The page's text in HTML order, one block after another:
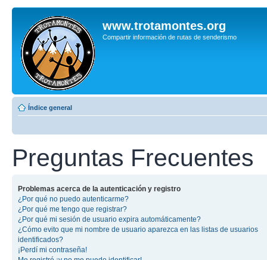
www.trotamontes.org
Compartir información de rutas de senderismo
Índice general
Preguntas Frecuentes
Problemas acerca de la autenticación y registro
¿Por qué no puedo autenticarme?
¿Por qué me tengo que registrar?
¿Por qué mi sesión de usuario expira automáticamente?
¿Cómo evito que mi nombre de usuario aparezca en las listas de usuarios
identificados?
¡Perdí mi contraseña!